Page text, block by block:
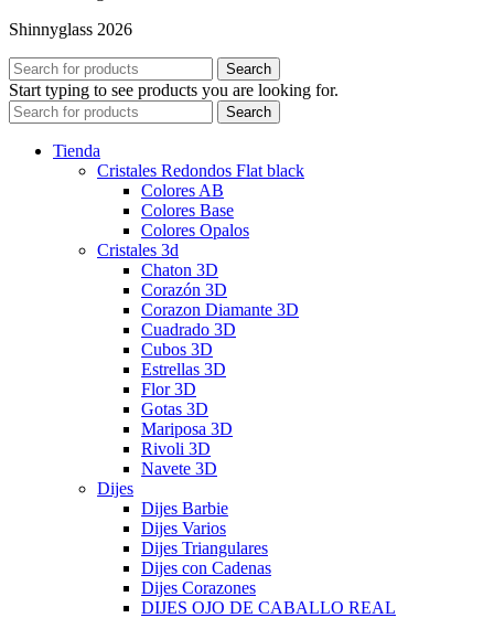
Shinnyglass 2026
Search
Start typing to see products you are looking for.
Search
Tienda
Cristales Redondos Flat black
Colores AB
Colores Base
Colores Opalos
Cristales 3d
Chaton 3D
Corazón 3D
Corazon Diamante 3D
Cuadrado 3D
Cubos 3D
Estrellas 3D
Flor 3D
Gotas 3D
Mariposa 3D
Rivoli 3D
Navete 3D
Dijes
Dijes Barbie
Dijes Varios
Dijes Triangulares
Dijes con Cadenas
Dijes Corazones
DIJES OJO DE CABALLO REAL